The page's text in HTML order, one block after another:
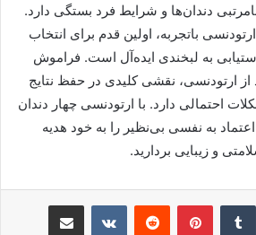
دندان‌ها و شرایط فرد بستگی دارد.
باتجربه، اولین قدم برای انتخاب
به لبخندی ایده‌آل است. فراموش
از ارتودنسی، نقشی کلیدی در حفظ نتایج
احتمالی دارد. با ارتودنسی چهار دندان
به نفسی بی‌نظیر را به خود هدیه
و زیبایی بردارید.
‫تامبلر پینترست‫رددیت ‫VKontakteاشتراک گذاری از طریق ایمیل